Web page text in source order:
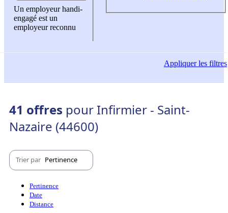
Un employeur handi-
engagé est un
employeur reconnu
Appliquerles filtres
41 offres pour Infirmier - Saint-
Nazaire (44600)
Trier par Pertinence
Pertinence
Date
Distance